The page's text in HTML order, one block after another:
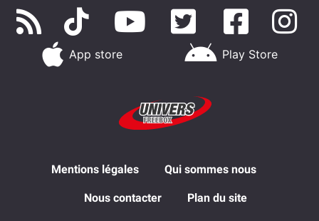
App store Play Store
Mentions légales Qui sommes nous
Nous contacter Plan du site